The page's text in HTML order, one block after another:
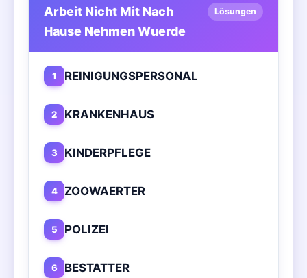
Arbeit Nicht Mit Nach
Hause Nehmen Wuerde
Lösungen
1 REINIGUNGSPERSONAL
2 KRANKENHAUS
3 KINDERPFLEGE
4 ZOOWAERTER
5 POLIZEI
6 BESTATTER